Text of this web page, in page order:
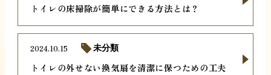
トイレの床掃除が簡単にできる方法とは？
トイレの外せない換気扇を清潔に保つための工夫
2024.10.15 未分類